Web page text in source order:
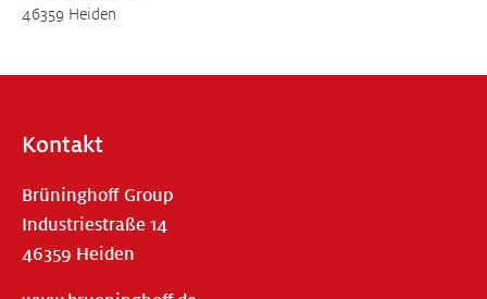
46359 Heiden
Kontakt
Brüninghoff Group
Industriestraße 14
46359 Heiden